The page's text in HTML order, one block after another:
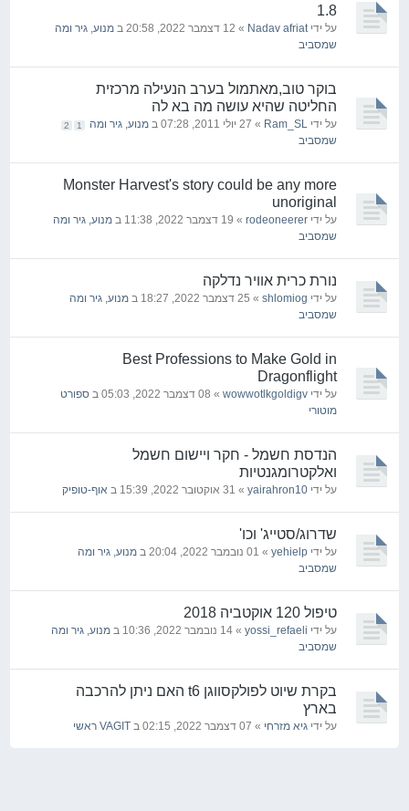
1.8
על ידיNadav afriat » 12 דצמבר 2022, 20:58 ב
מנוע, גיר ומה
שמסביב
בוקר טוב,מאתמול בערב הנעילה מרכזית
החליטה שהיא עושה מה בא לה
1
2 על ידיRam_SL » 27 יולי 2011, 07:28 ב
מנוע, גיר ומה
שמסביב
Monster Harvest's story could be any more
unoriginal
על ידיrodeoneerer » 19 דצמבר 2022, 11:38 ב
מנוע, גיר ומה
שמסביב
נורת כרית אוויר נדלקה
על ידי shlomiog » 25 דצמבר 2022, 18:27 ב
מנוע, גיר ומה
שמסביב
Best Professions to Make Gold in
Dragonflight
על ידיwowwotlkgoldigv » 08 דצמבר 2022, 05:03 ב
ספורט
מוטורי
הנדסת חשמל - חקר ויישום חשמל
ואלקטרומגנטיות
על ידיyairahron10 » 31 אוקטובר 2022, 15:39 ב אוף-טופיק
שדרוג/סטייג' וכו'
על ידיyehielp » 01 נובמבר 2022, 20:04 ב
מנוע, גיר ומה
שמסביב
טיפול 120 אוקטביה 2018
על ידי yossi_refaeli » 14 נובמבר 2022, 10:36 ב
מנוע, גיר ומה
שמסביב
בקרת שיוט לפולקסווגן t6 האם ניתן להרכבה
בארץ
על ידיגיא מזרחי » 07 דצמבר 2022, 02:15 ב VAGIT ראשי